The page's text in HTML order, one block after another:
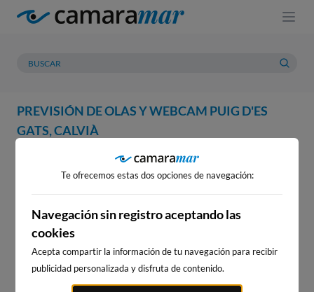
PREVISIÓN DE OLAS Y WEBCAM PUIG D'ES
GATS, CALVIÀ
PREVISIÓN METEOROLOGÍA
WEBCAM PUIG D'ES GATS,
CALVIÀ
WEBCAMS CERCANAS
Te ofrecemos estas dos opciones de navegación:
Navegación sin registro aceptando las
cookies
Acepta compartir la información de tu navegación para recibir
publicidad personalizada y disfruta de contenido.